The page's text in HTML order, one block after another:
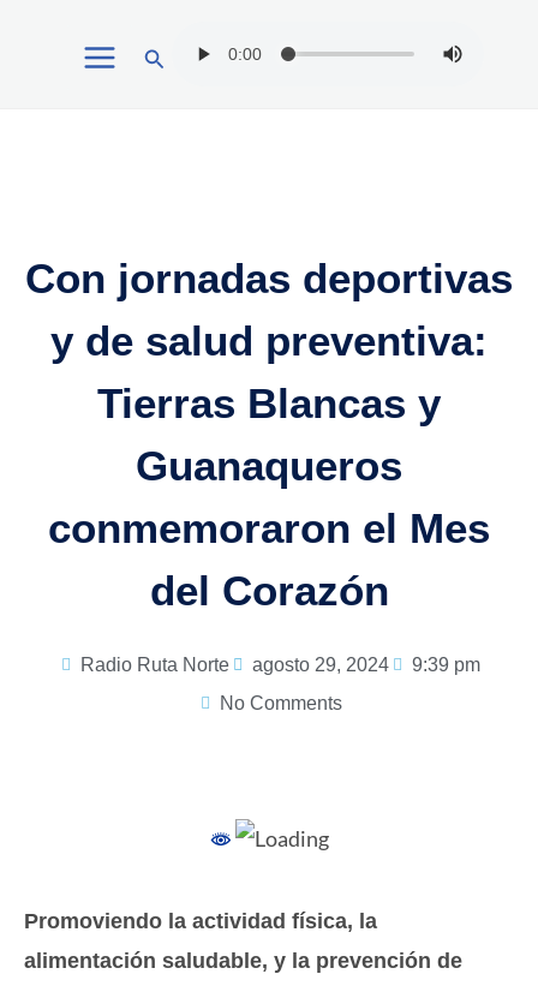
Buscar
Con jornadas deportivas
y de salud preventiva:
Tierras Blancas y
Guanaqueros
conmemoraron el Mes
del Corazón
Radio Ruta Norte agosto 29, 2024
9:39 pm
No Comments
Promoviendo la actividad física, la
alimentación saludable, y la prevención de